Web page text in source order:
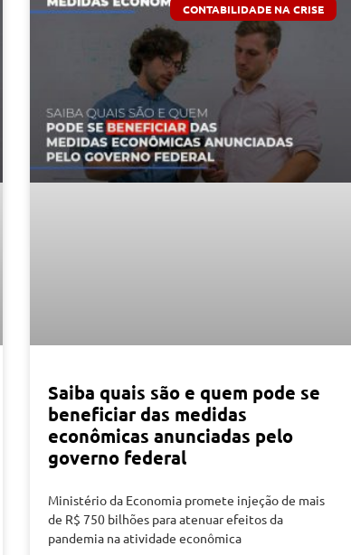
CONTABILIDADE NA CRISE
Saiba quais são e quem pode se
beneficiar das medidas
econômicas anunciadas pelo
governo federal
Ministério da Economia promete injeção de mais
de R$ 750 bilhões para atenuar efeitos da
pandemia na atividade econômica